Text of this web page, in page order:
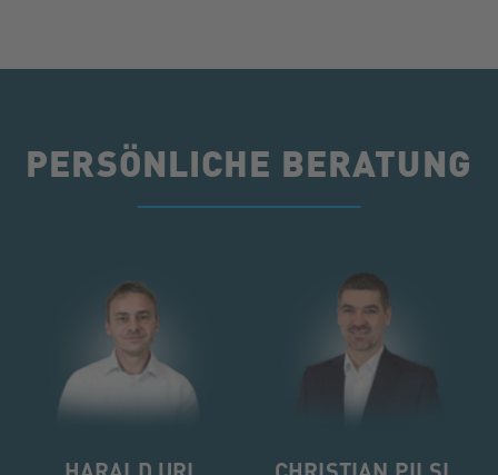
PERSÖNLICHE BERATUNG